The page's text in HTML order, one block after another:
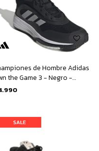
de Hombre Adidas
the Game 3 - Negro -